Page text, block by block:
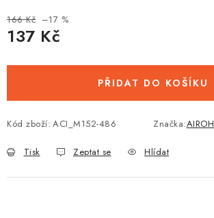
166 Kč –17 %
137 Kč
PŘIDAT DO KOŠÍKU
Kód zboží: ACI_M152-486 Značka:AIROH
Tisk Zeptat se Hlídat